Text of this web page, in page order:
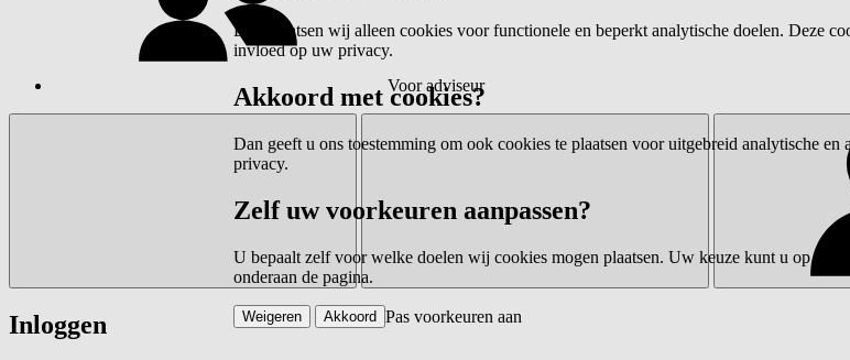
Voor adviseur
Inloggen
Dan plaatsen wij alleen cookies voor functionele en beperkt analytische doelen. Deze
invloed op uw privacy.
Akkoord met cookies?
Dan geeft u ons toestemming om ook cookies te plaatsen voor uitgebreid analytische
privacy.
Zelf uw voorkeuren aanpassen?
U bepaalt zelf voor welke doelen wij cookies mogen plaatsen. Uw keuze kunt u op elk
onderaan de pagina.
Pas voorkeuren aan
Weigeren Akkoord